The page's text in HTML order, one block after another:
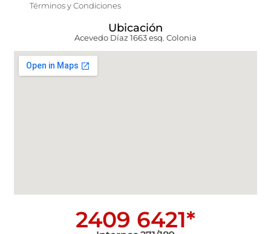
Términos y Condiciones
Ubicación
Acevedo Díaz 1663 esq. Colonia
2409 6421*